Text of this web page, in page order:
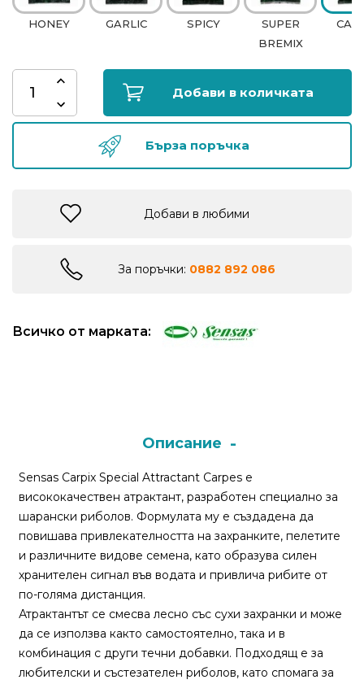
Дрехи
риболов
Къмпинг
Лодки
Изкуствени
Монтажи
за
риболов
За
нас
Контакти
HONEY GARLIC SPICY
SUPER
BREMIX
Добави в количката
Бърза поръчка
Добави в любими
За поръчки: 0882 892 086
Всичко от марката:
Описание
Sensas Carpix Special Attractant Carpes е
висококачествен атрактант, разработен специално за
шарански риболов. Формулата му е създадена да
повишава привлекателността на захранките, пелетите
и различните видове семена, като образува силен
хранителен сигнал във водата и привлича рибите от
по-голяма дистанция.
Атрактантът се смесва лесно със сухи захранки и може
да се използва както самостоятелно, така и в
комбинация с други течни добавки. Подходящ е за
любителски и състезателен риболов, като спомага за